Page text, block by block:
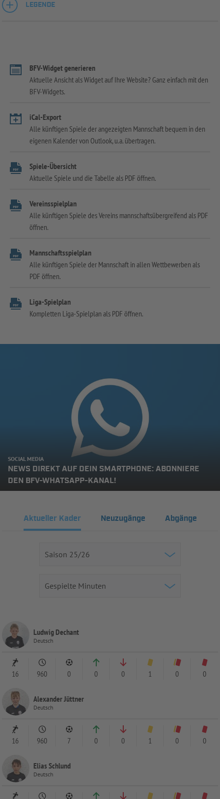
LEGENDE
BFV-Widget generieren
Aktuelle Ansicht als Widget auf Ihre Website? Ganz einfach mit den
BFV-Widgets.
iCal-Export
Alle künftigen Spiele der angezeigten Mannschaft bequem in den
eigenen Kalender von Outlook, u.a. übertragen.
Spiele-Übersicht
Aktuelle Spiele und die Tabelle als PDF öffnen.
Vereinsspielplan
Alle künftigen Spiele des Vereins mannschaftsübergreifend als PDF
öffnen.
Mannschaftsspielplan
Alle künftigen Spiele der Mannschaft in allen Wettbewerben als
PDF öffnen.
Liga-Spielplan
Kompletten Liga-Spielplan als PDF öffnen.
SOCIAL MEDIA
NEWS DIREKT AUF DEIN SMARTPHONE: ABONNIERE
DEN BFV-WHATSAPP-KANAL!
Aktueller Kader Neuzugänge Abgänge
Ludwig Dechant
Deutsch
16 960 0 0 0 1 0 0
Alexander Jüttner
Deutsch
16 960 7 0 0 1 0 0
Elias Schlund
Deutsch